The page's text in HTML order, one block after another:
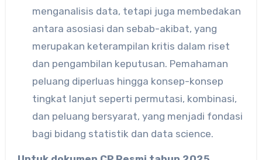
menganalisis data, tetapi juga membedakan
antara asosiasi dan sebab-akibat, yang
merupakan keterampilan kritis dalam riset
dan pengambilan keputusan. Pemahaman
peluang diperluas hingga konsep-konsep
tingkat lanjut seperti permutasi, kombinasi,
dan peluang bersyarat, yang menjadi fondasi
bagi bidang statistik dan data science.